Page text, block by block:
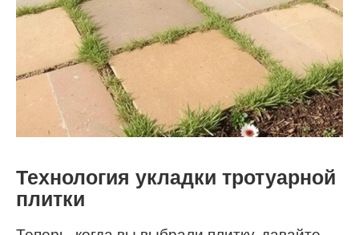
Технология укладки тротуарной
плитки